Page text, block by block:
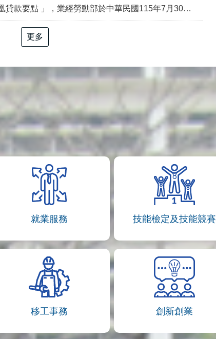
部於中華民國115年7月30日以勞動發創字第1150509757號令修正發布，並自115年8月1日生效。
更多
就業服務 技能檢定及技能競賽
移工事務 創新創業